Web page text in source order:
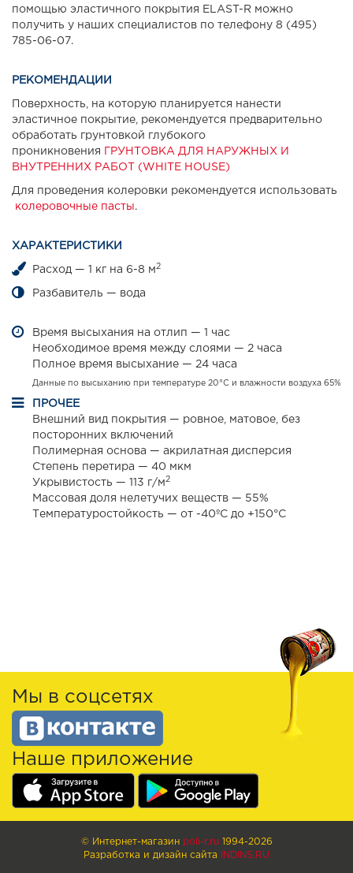
помощью эластичного покрытия ELAST-R можно
получить у наших специалистов по телефону 8 (495)
785-06-07.
РЕКОМЕНДАЦИИ
Поверхность, на которую планируется нанести
эластичное покрытие, рекомендуется предварительно
обработать грунтовкой глубокого
проникновения
ГРУНТОВКА ДЛЯ НАРУЖНЫХ И
ВНУТРЕННИХ РАБОТ (WHITE HOUSE)
Для проведения колеровки рекомендуется использовать
колеровочные пасты .
ХАРАКТЕРИСТИКИ
Расход — 1 кг на 6-8 м 2
Разбавитель — вода
Время высыхания на отлип — 1 час
Необходимое время между слоями — 2 часа
Полное время высыхание — 24 часа
Данные по высыханию при температуре 20°С и влажности воздуха 65%
ПРОЧЕЕ
Внешний вид покрытия — ровное, матовое, без
посторонних включений
Полимерная основа — акрилатная дисперсия
Степень перетира — 40 мкм
Укрывистость — 113 г/м 2
Массовая доля нелетучих веществ — 55%
Температуростойкость — от -40ºС до +150°С
Мы в соцсетях
Наше приложение
© Интернет-магазин poli-r.ru1994-2026
Разработка и дизайн сайта
INDINS.RU